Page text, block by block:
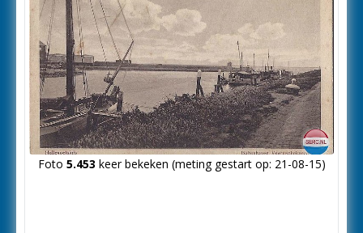
Foto 5.453 keer bekeken (meting gestart op: 21-08-15)